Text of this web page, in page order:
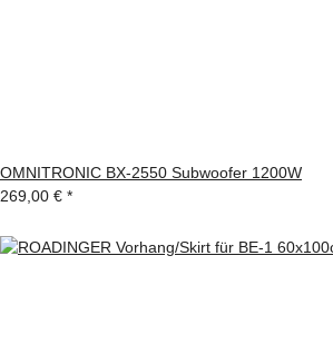
OMNITRONIC BX-2550 Subwoofer 1200W
269,00 € *